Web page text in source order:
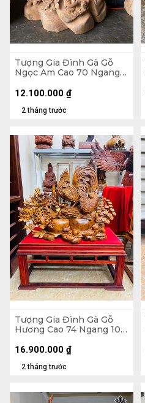
Tượng Gia Đình Gà Gỗ
Ngọc Am Cao 70 Ngang
2 tháng trước
12.100.000 ₫
Tượng Gia Đình Gà Gỗ
Hương Cao 74 Ngang 105
125 Ngang 109 Sâu 58
2 tháng trước
16.900.000 ₫